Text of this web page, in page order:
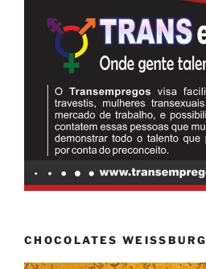
CHOCOLATES WEISSBURG